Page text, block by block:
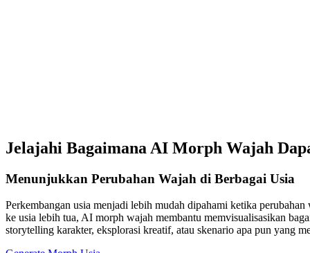
Jelajahi Bagaimana AI Morph Wajah
Menunjukkan Perubahan Wajah di Berbagai Usia
Perkembangan usia menjadi lebih mudah dipahami ketika
ke usia lebih tua, AI morph wajah membantu memvisualisasikan
storytelling karakter, eksplorasi kreatif, atau skenario apa pun yang